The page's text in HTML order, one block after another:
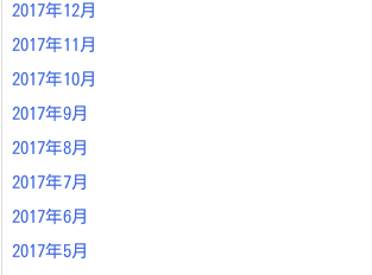
2017年12月
2017年11月
2017年10月
2017年9月
2017年8月
2017年7月
2017年6月
2017年5月